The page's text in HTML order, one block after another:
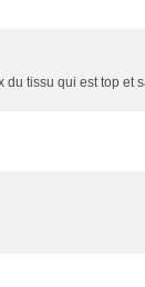
tissu qui est top et